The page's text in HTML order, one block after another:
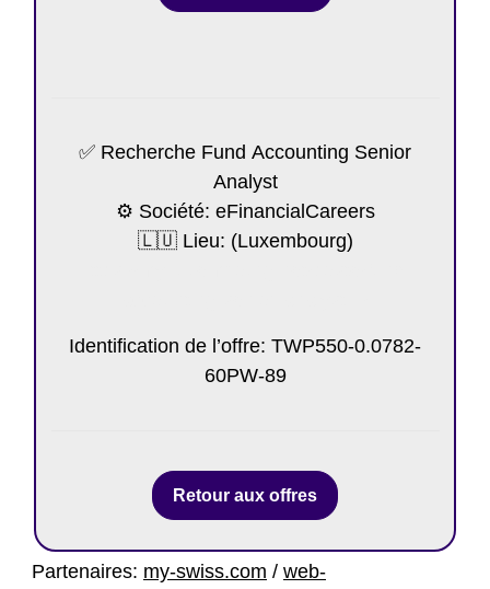
✅ Recherche Fund Accounting Senior
Analyst
⚙️ Société: eFinancialCareers
🇱🇺 Lieu: (Luxembourg)
Identification de l’offre: TWP550-0.0782-
60PW-89
Retour aux offres
Partenaires: my-swiss.com / web-